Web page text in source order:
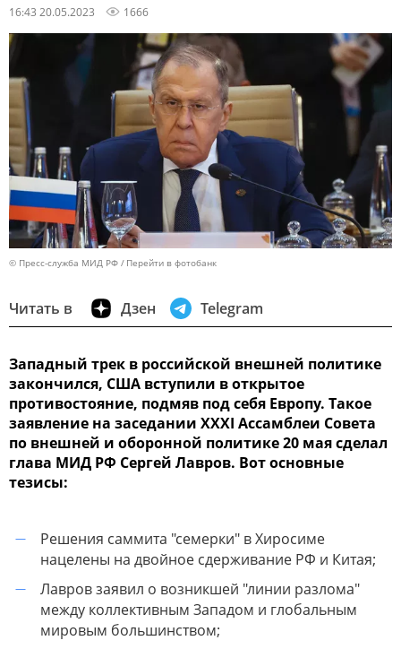
16:43 20.05.2023 1666
© Пресс-служба МИД РФ Перейти в фотобанк
Читать в Дзен Telegram
Западный трек в российской внешней политике
закончился, США вступили в открытое
противостояние, подмяв под себя Европу. Такое
заявление на заседании XXXI Ассамблеи Совета
по внешней и оборонной политике 20 мая сделал
глава МИД РФ Сергей Лавров. Вот основные
тезисы:
—
Решения саммита "семерки" в Хиросиме
нацелены на двойное сдерживание РФ и Китая;
—
Лавров заявил о возникшей "линии разлома"
между коллективным Западом и глобальным
мировым большинством;